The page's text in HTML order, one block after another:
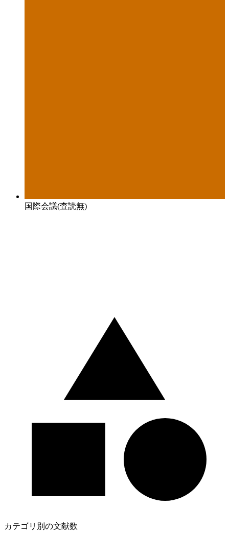
国際会議(査読無)
カテゴリ別の文献数